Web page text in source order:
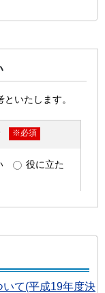
て(平成19年度決